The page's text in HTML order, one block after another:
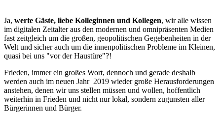
Ja, werte Gäste, liebe Kolleginnen und Kollegen, wir alle wissen
im digitalen Zeitalter aus den modernen und omnipräsenten Medien
fast zeitgleich um die großen, geopolitischen Gegebenheiten in der
Welt und sicher auch um die innenpolitischen Probleme im Kleinen,
quasi bei uns "vor der Haustüre"?!
Frieden, immer ein großes Wort, dennoch und gerade deshalb
werden auch im neuen Jahr 2019 wieder große Herausforderungen
anstehen, denen wir uns stellen müssen und wollen, hoffentlich
weiterhin in Frieden und nicht nur lokal, sondern zugunsten aller
Bürgerinnen und Bürger.